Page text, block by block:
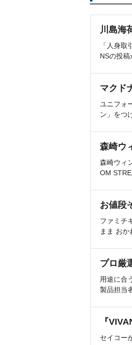
川島海
「人身
NSの投稿
マクド
ユニフォ
ン」をつ
森崎ウ
森崎ウィ
OM
お値段
ファミチ
まま お
プロ厳
用途に合
製品担当
『
セイコー